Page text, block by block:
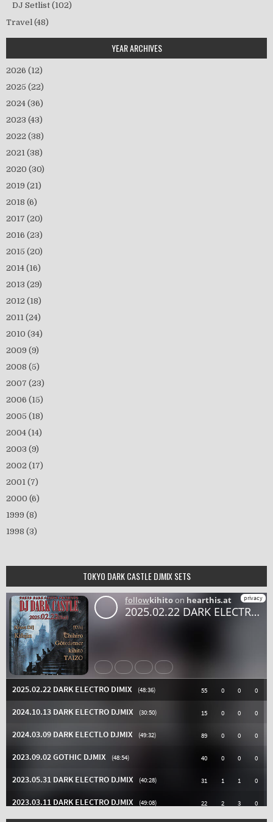
DJ Setlist (102)
Travel (48)
YEAR ARCHIVES
2026 (12)
2025 (22)
2024 (36)
2023 (43)
2022 (38)
2021 (38)
2020 (30)
2019 (21)
2018 (6)
2017 (20)
2016 (23)
2015 (20)
2014 (16)
2013 (29)
2012 (18)
2011 (24)
2010 (34)
2009 (9)
2008 (5)
2007 (23)
2006 (15)
2005 (18)
2004 (14)
2003 (9)
2002 (17)
2001 (7)
2000 (6)
1999 (8)
1998 (3)
TOKYO DARK CASTLE DJMIX SETS